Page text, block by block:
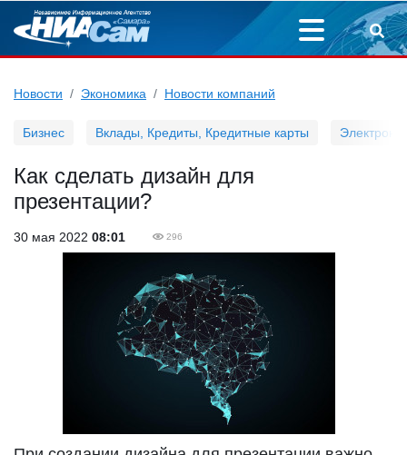
Новости Экономика Новости компаний
Бизнес Вклады, Кредиты, Кредитные карты
Как сделать дизайн для
презентации?
30 мая 2022 08:01 296